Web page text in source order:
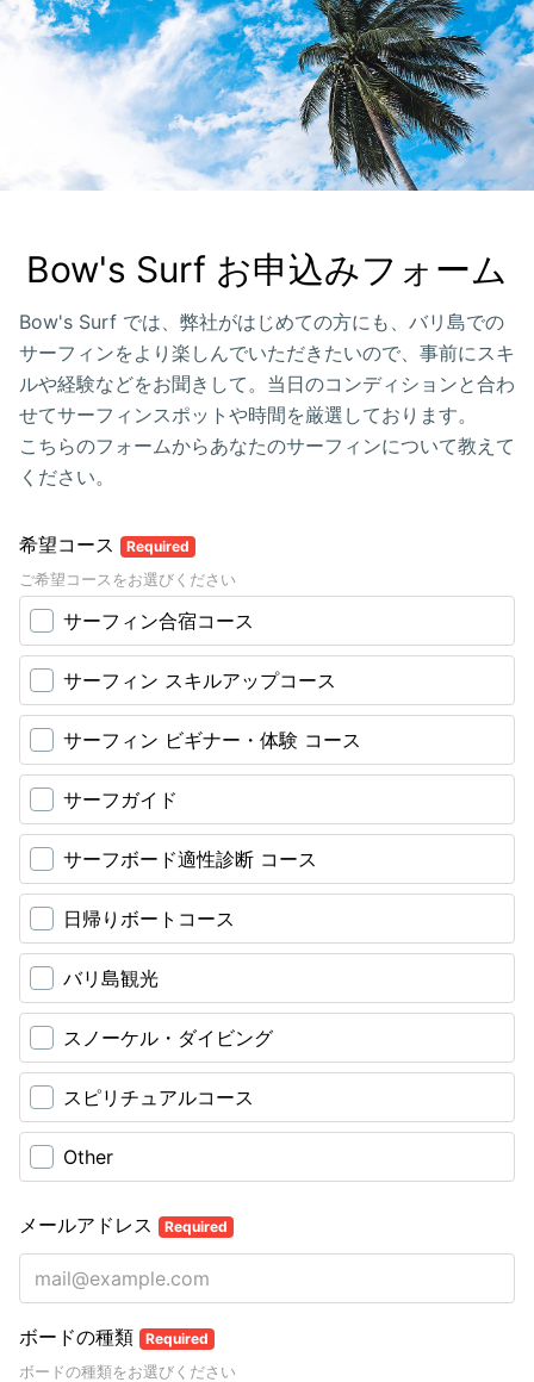
Bow's Surf お申込みフォーム
Bow's Surf では、弊社がはじめての方にも、バリ島での
サーフィンをより楽しんでいただきたいので、事前にスキ
ルや経験などをお聞きして。当日のコンディションと合わ
せてサーフィンスポットや時間を厳選しております。
こちらのフォームからあなたのサーフィンについて教えて
ください。
希望コース Required
ご希望コースをお選びください
サーフィン合宿コース
サーフィン スキルアップコース
サーフィン ビギナー・体験 コース
サーフガイド
サーフボード適性診断 コース
日帰りボートコース
バリ島観光
スノーケル・ダイビング
スピリチュアルコース
Other
メールアドレス Required
ボードの種類 Required
ボードの種類をお選びください